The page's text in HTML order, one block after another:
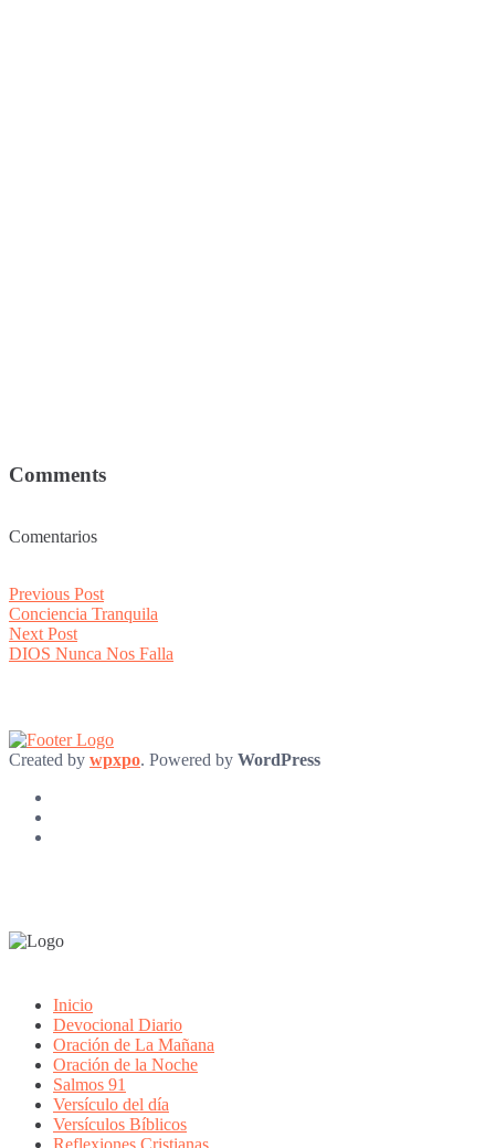
Comments
Comentarios
Post
navigation
Previous PostPrevious
post:
Conciencia Tranquila
Next PostNext
post:
DIOS Nunca Nos Falla
Created by wpxpo. Powered by WordPress
Inicio
Devocional Diario
Oración de La Mañana
Oración de la Noche
Salmos 91
Versículo del día
Versículos Bíblicos